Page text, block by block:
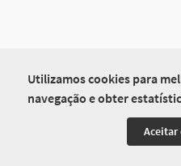
Utilizamos cookies para
navegação e obter
Aceitar